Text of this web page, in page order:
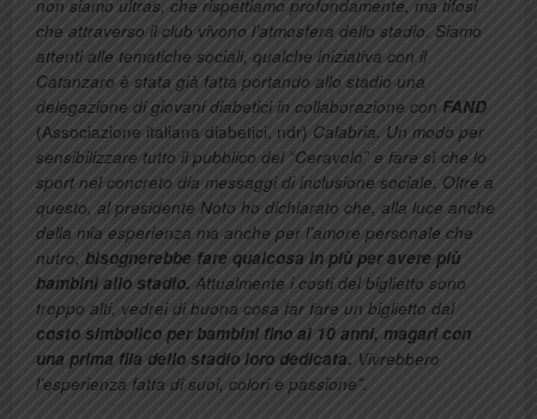
non siamo ultras, che rispettiamo profondamente, ma tifosi
che attraverso il club vivono l’atmosfera dello stadio. Siamo
attenti alle tematiche sociali, qualche iniziativa con il
Catanzaro è stata già fatta portando allo stadio una
delegazione di giovani diabetici in collaborazione con FAND
(Associazione italiana diabetici, ndr) Calabria. Un modo per
sensibilizzare tutto il pubblico del “Ceravolo” e fare sì che lo
sport nel concreto dia messaggi di inclusione sociale. Oltre a
questo, al presidente Noto ho dichiarato che, alla luce anche
della mia esperienza ma anche per l’amore personale che
nutro, bisognerebbe fare qualcosa in più per avere più
bambini allo stadio. Attualmente i costi del biglietto sono
troppo alti, vedrei di buona cosa far fare un biglietto dal
costo simbolico per bambini fino ai 10 anni, magari con
una prima fila dello stadio loro dedicata. Vivrebbero
l’esperienza fatta di suoi, colori e passione”.